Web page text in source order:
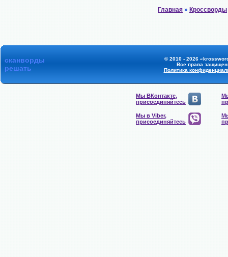
Главная » Кроссворды
сканворды
решать
© 2010 - 2026
Все права
Политика
Мы ВКонтакте,
присоединяйтесь
Мы в Viber,
присоединяйтесь